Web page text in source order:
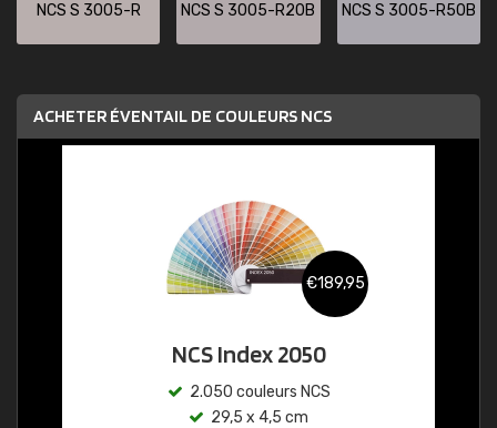
NCS S 3005-R NCS S 3005-R20B NCS S 3005-R50B
ACHETER ÉVENTAIL DE COULEURS NCS
€189,95
NCS Index 2050
2.050 couleurs NCS
29,5 x 4,5 cm